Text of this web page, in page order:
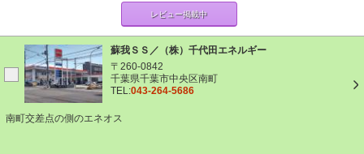
レビュー掲載中
蘇我ＳＳ／（株）千代田エネルギー
〒260-0842
千葉県千葉市中央区南町
TEL:043-264-5686
南町交差点の側のエネオス